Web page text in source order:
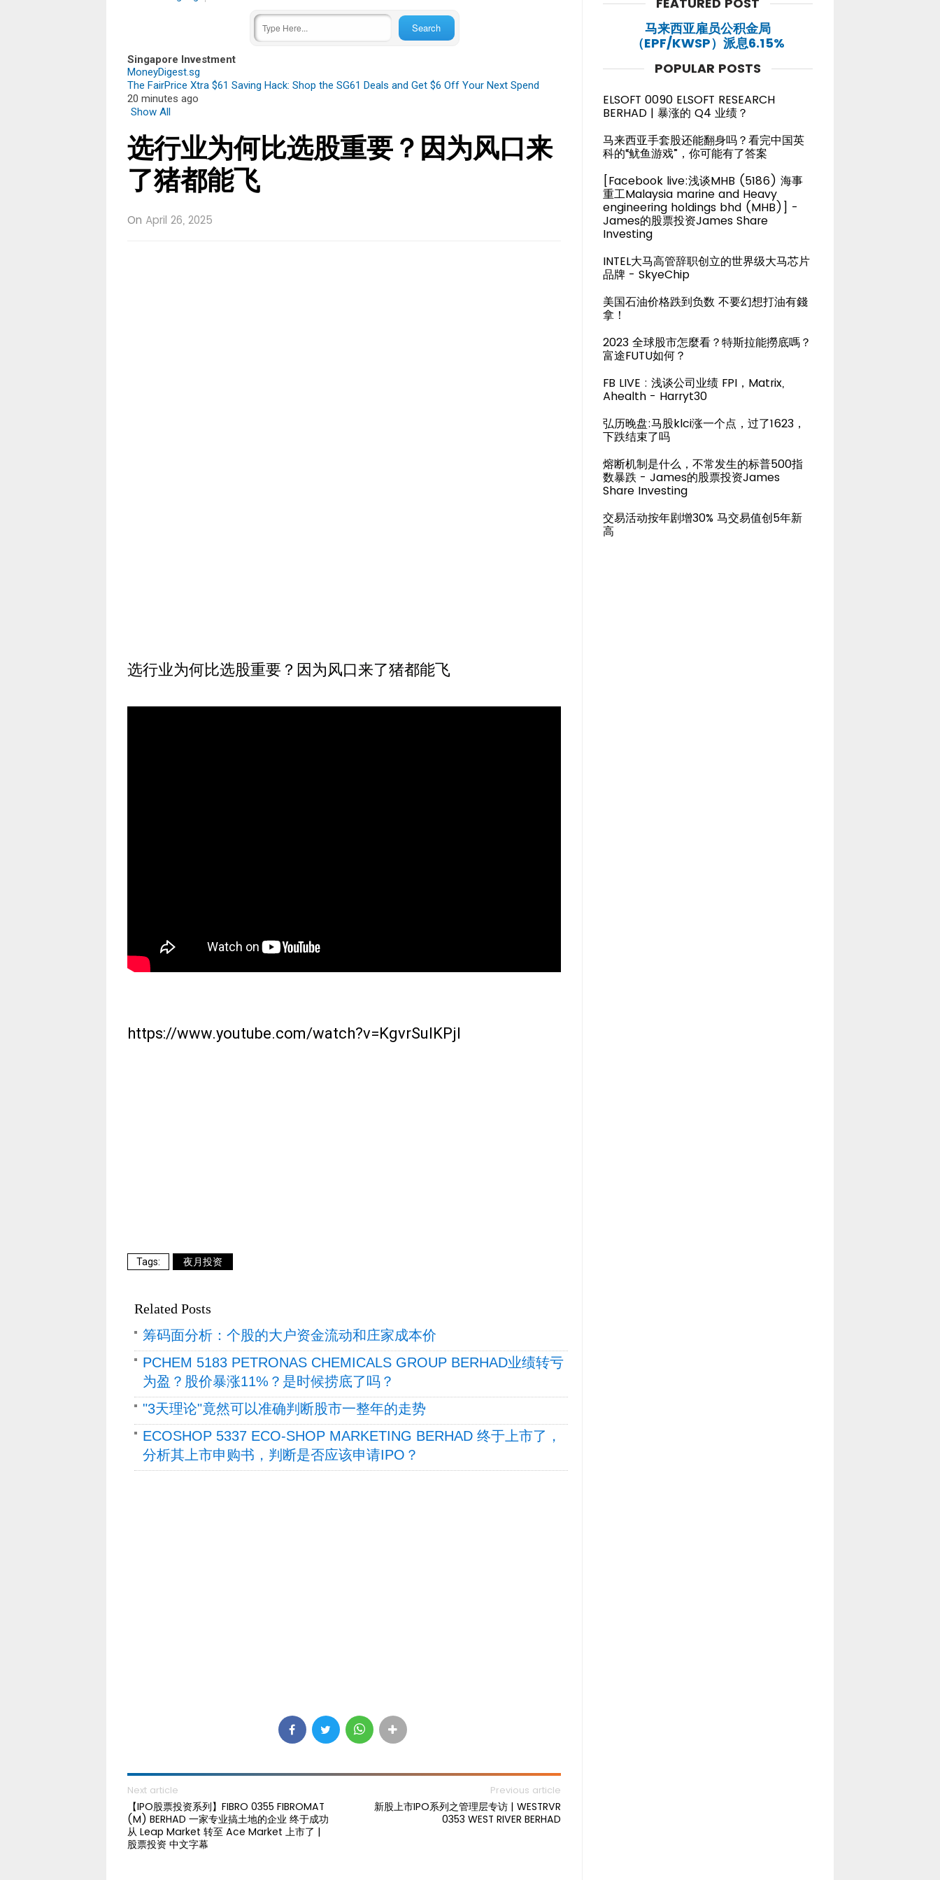
Singapore Investment
MoneyDigest.sg
The FairPrice Xtra $61 Saving Hack: Shop the SG61 Deals and Get $6 Off Your Next Spend
20 minutes ago
Show All
选行业为何比选股重要？因为风口来
了猪都能飞
On April 26, 2025
选行业为何比选股重要？因为风口来了猪都能飞
https://www.youtube.com/watch?v=KgvrSuIKPjI
夜月投资
Related Posts
筹码面分析：个股的大户资金流动和庄家成本价
PCHEM 5183 PETRONAS CHEMICALS GROUP BERHAD业绩转亏
为盈？股价暴涨11%？是时候捞底了吗？
"3天理论"竟然可以准确判断股市一整年的走势
ECOSHOP 5337 ECO-SHOP MARKETING BERHAD 终于上市了，
分析其上市申购书，判断是否应该申请IPO？
Next article
【IPO股票投资系列】FIBRO 0355 FIBROMAT
(M) BERHAD 一家专业搞土地的企业 终于成功
从 Leap Market 转至 Ace Market 上市了 |
股票投资 中文字幕
Previous article
新股上市IPO系列之管理层专访 | WESTRVR
0353 WEST RIVER BERHAD
马来西亚雇员公积金局
（EPF/KWSP）派息6.15%
POPULAR POSTS
ELSOFT 0090 ELSOFT RESEARCH
BERHAD | 暴涨的 Q4 业绩？
马来西亚手套股还能翻身吗？看完中国英
科的“鱿鱼游戏”，你可能有了答案
[Facebook live:浅谈MHB (5186) 海事
重工Malaysia marine and Heavy
engineering holdings bhd (MHB)] -
James的股票投资James Share
Investing
INTEL大马高管辞职创立的世界级大马芯片
品牌 - SkyeChip
美国石油价格跌到负数 不要幻想打油有錢
拿！
2023 全球股市怎麼看？特斯拉能撈底嗎？
富途FUTU如何？
FB LIVE : 浅谈公司业绩 FPI，Matrix,
Ahealth - Harryt30
弘历晚盘:马股klci涨一个点，过了1623，
下跌结束了吗
熔断机制是什么，不常发生的标普500指
数暴跌 - James的股票投资James
Share Investing
交易活动按年剧增30% 马交易值创5年新
高